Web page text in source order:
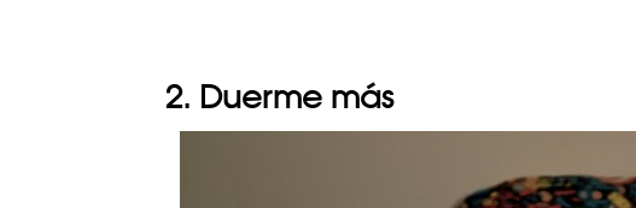
2. Duerme más